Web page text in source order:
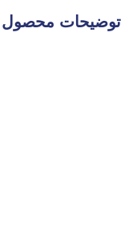
توضیحات محصول